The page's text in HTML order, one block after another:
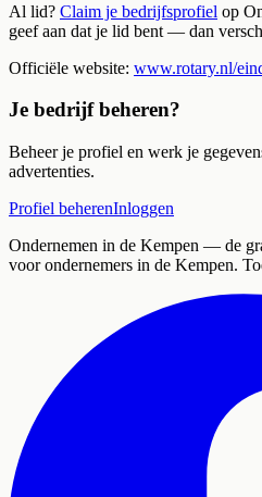
Al lid? Claim je bedrijfsprofiel op
geef aan dat je lid bent — dan
Officiële website: www.rotary.nl/
Je bedrijf beheren?
Beheer je profiel en werk je
advertenties.
Profiel beherenInloggen
Ondernemen in de Kempen — de
voor ondernemers in de Kempen.